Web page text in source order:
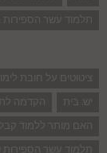
תלמוד עשר
ציטוטים על חובת
יש: בית
הקדמה
האם מותר ללמוד
תלמוד עשר הספירות